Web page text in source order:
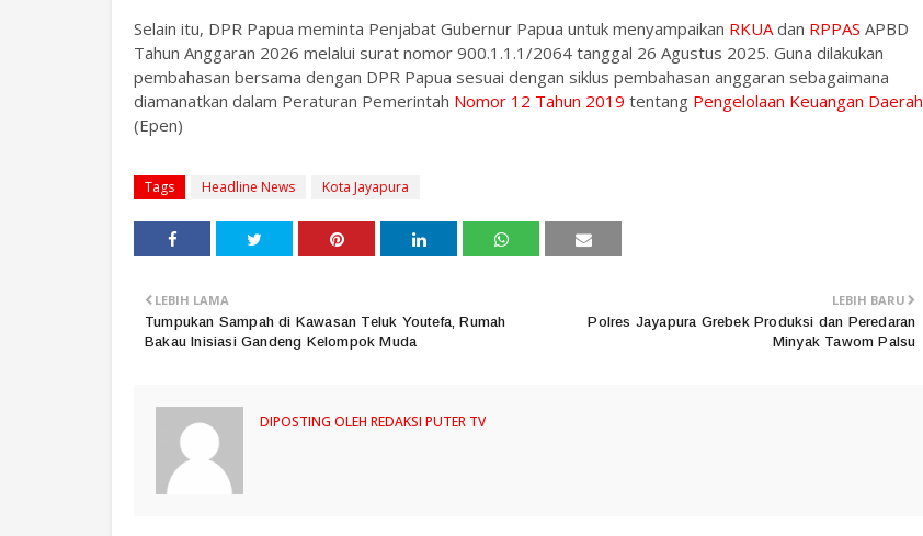
Selain itu, DPR Papua meminta Penjabat Gubernur Papua untuk menyampaikan RKUA dan RPPAS APBD
Tahun Anggaran 2026 melalui surat nomor 900.1.1.1/2064 tanggal 26 Agustus 2025. Guna dilakukan
pembahasan bersama dengan DPR Papua sesuai dengan siklus pembahasan anggaran sebagaimana
diamanatkan dalam Peraturan Pemerintah Nomor 12 Tahun 2019 tentang Pengelolaan Keuangan Daerah
(Epen)
Tags Headline News Kota Jayapura
LEBIH BARU
Polres Jayapura Grebek Produksi dan Peredaran
Minyak Tawom Palsu
LEBIH LAMA
Tumpukan Sampah di Kawasan Teluk Youtefa, Rumah
Bakau Inisiasi Gandeng Kelompok Muda
DIPOSTING OLEH REDAKSI PUTER TV